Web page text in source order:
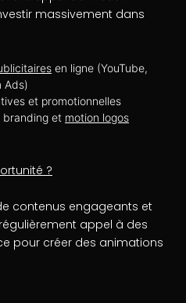
massivement dans
en ligne (YouTube,
Ads)
et promotionnelles
et motion logos
?
contenus engageants et
appel à des
pour créer des animations